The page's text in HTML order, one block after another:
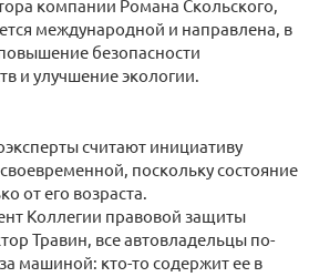
компании Романа Скольского,
международной и направлена, в
безопасности
и улучшение экологии.
считают инициативу
поскольку состояние
от его возраста.
Коллегии правовой защиты
Травин, все автовладельцы по-
машиной: кто-то содержит ее в